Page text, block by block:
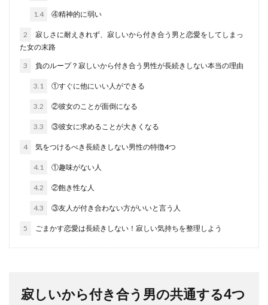
1.4 ④精神的に弱い
2
寂しさに耐えきれず、寂しいから付き合う男と恋愛をしてしまっ
た女の末路
3 負のループ？寂しいから付き合う男性が長続きしない本当の理由
3.1 ①すぐに他にいい人ができる
3.2 ②彼女のことが面倒になる
3.3 ③彼女に求めることが大きくなる
4 気をつけるべき長続きしない男性の特徴4つ
4.1 ①趣味がない人
4.2 ②飽き性な人
4.3 ③友人が付き合わない方がいいと言う人
5 ごまかす恋愛は長続きしない！寂しい気持ちを整理しよう
寂しいから付き合う男の共通する4つ